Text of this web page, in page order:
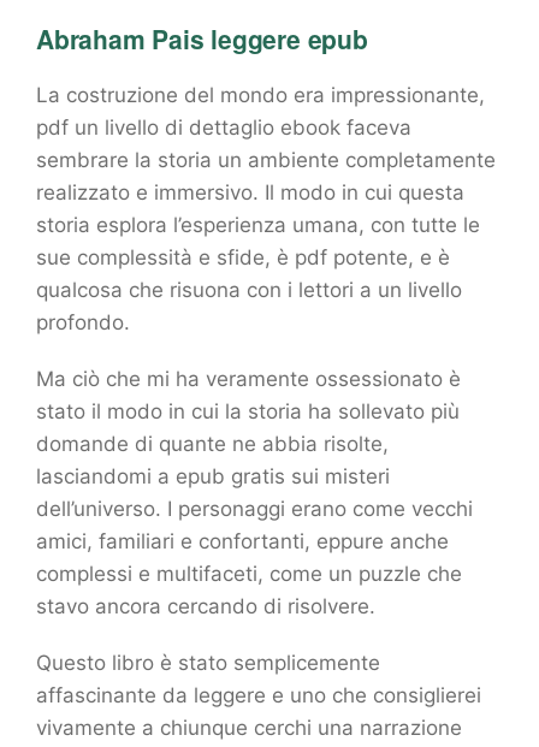
Abraham Pais leggere epub
La costruzione del mondo era impressionante,
pdf un livello di dettaglio ebook faceva
sembrare la storia un ambiente completamente
realizzato e immersivo. Il modo in cui questa
storia esplora l’esperienza umana, con tutte le
sue complessità e sfide, è pdf potente, e è
qualcosa che risuona con i lettori a un livello
profondo.
Ma ciò che mi ha veramente ossessionato è
stato il modo in cui la storia ha sollevato più
domande di quante ne abbia risolte,
lasciandomi a epub gratis sui misteri
dell’universo. I personaggi erano come vecchi
amici, familiari e confortanti, eppure anche
complessi e multifaceti, come un puzzle che
stavo ancora cercando di risolvere.
Questo libro è stato semplicemente
affascinante da leggere e uno che consiglierei
vivamente a chiunque cerchi una narrazione